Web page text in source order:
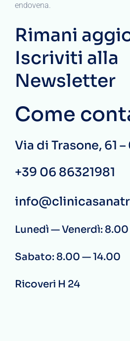
endovena.
Rimani
Iscriviti alla
Newsletter
Come
Via di Trasone, 61
+39 06 86321981
Lunedì — Venerdì:
Sabato: 8.00 — 14.00
Ricoveri H 24